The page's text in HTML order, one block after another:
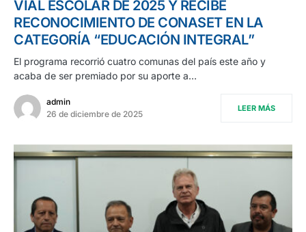
VIAL ESCOLAR DE 2025 Y RECIBE
RECONOCIMIENTO DE CONASET EN LA
CATEGORÍA “EDUCACIÓN INTEGRAL”
El programa recorrió cuatro comunas del país este año y
acaba de ser premiado por su aporte a…
admin
26 de diciembre de 2025
LEER MÁS